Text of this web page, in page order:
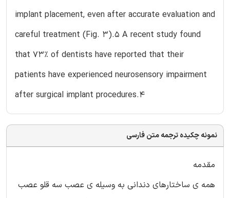
implant placement, even after accurate evaluation and
careful treatment (Fig. 3).5 A recent study found
that 73% of dentists have reported that their
patients have experienced neurosensory impairment
after surgical implant procedures.4
نمونه چکیده ترجمه متن فارسی
مقدمه
همه ی ساختارهای دندانی به وسیله ی عصب سه قلو عصب